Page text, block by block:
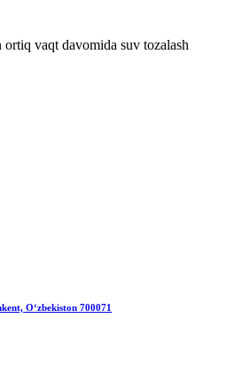
vaqt davomida suv tozalash
O‘zbekiston 700071